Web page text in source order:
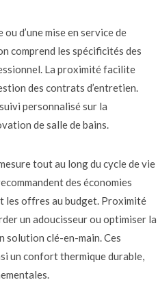
d’une mise en service de
comprend les spécificités des
La proximité facilite
des contrats d’entretien.
personnalisé sur la
de salle de bains.
tout au long du cycle de vie
des économies
les offres au budget. Proximité
un adoucisseur ou optimiser la
solution clé-en-main. Ces
un confort thermique durable,